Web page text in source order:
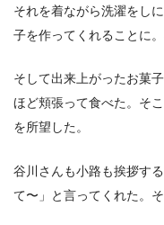
それを着ながら洗濯をし
子を作ってくれることに
そして出来上がったお菓
ほど頬張って食べた。そ
を所望した。
谷川さんも小路も挨拶す
て〜」と言ってくれた。